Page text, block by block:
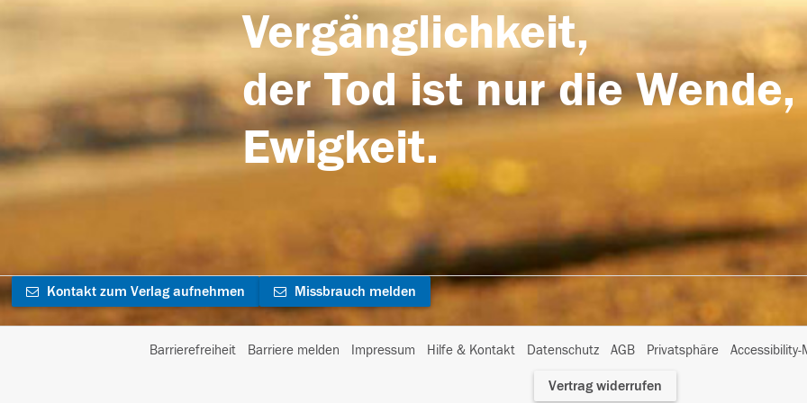
Vergänglichkeit,
der Tod ist nur die
Ewigkeit.
Kontakt zum Verlag aufnehmen Missbrauch melden
Barrierefreiheit Barriere melden Impressum Hilfe & Kontakt Datenschutz AGB Privatsphäre
I
Vertrag widerrufen